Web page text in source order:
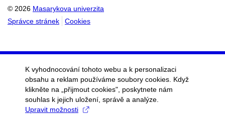
© 2026 Masarykova univerzita
Správce stránek
Cookies
K vyhodnocování tohoto webu a k personalizaci
obsahu a reklam používáme soubory cookies. Když
klikněte na „přijmout cookies", poskytnete nám
souhlas k jejich uložení, správě a analýze.
Upravit možnosti